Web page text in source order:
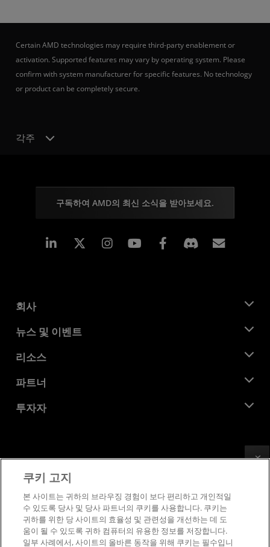
Certain AMD technologies may require third-party enablement or
activation. Supported features may vary by operating system. Please
confirm with system manufacturer for specific features. No technology
or product can be completely secure.
각주
구독하여 AMD의 최신 소식을 받아보세요.
Linkedin Instagram Facebook
회사
AMD 소개
기업의 사회적 책임
채용
문의하기
뉴스 및 이벤트
뉴스룸
미디어 라이브러리
리소스
개발자 센트럴
사례 연구
파트너
AMD 파트너 허브
투자자
이사위원회
거버넌스 문서
SEC 신고서
상표
공급망 투명성
공정 및 공개 경쟁
영국 세금 전략
쿠키 고지
본 사이트는 귀하의 브라우징 경험이 보다 편리하고 개인적일
수 있도록 당사 및 당사 파트너의 쿠키를 사용합니다. 쿠키는
귀하를 위한 당 사이트의 효율성 및 관련성을 개선하는 데 도
움이 될 수 있도록 귀하 컴퓨터의 유용한 정보를 저장합니다.
일부 사례에서, 사이트의 올바른 동작을 위해 쿠키는 필수입니